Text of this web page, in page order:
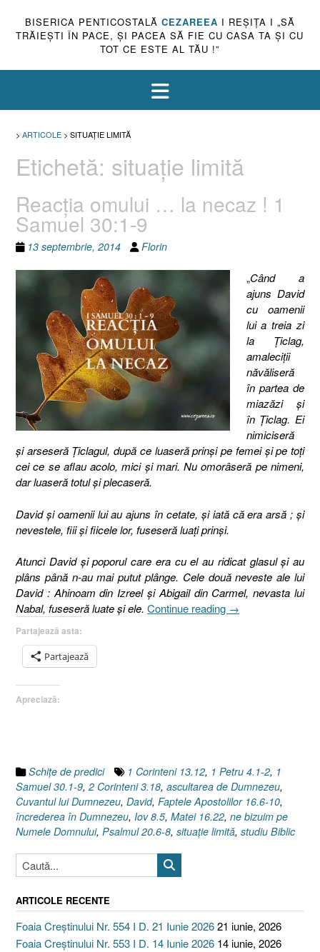
BISERICA PENTICOSTALĂ CEZAREEA I REŞIŢA I „SĂ
TRĂIEŞTI ÎN PACE, ŞI PACEA SĂ FIE CU CASA TA ŞI CU
TOT CE ESTE AL TĂU !”
> ARTICOLE > SITUAŢIE LIMITĂ
Etichetă: situaţie limită
Reacţia omului … la necaz ! 1
Samuel 30:1-9
13 septembrie, 2014 Florin
„Când a
ajuns David
cu oamenii
lui a treia zi
la Ţiclag,
amaleciţii
năvăliseră
în partea de
miazăzi şi
în Ţiclag. Ei
nimiciseră
şi arseseră Ţiclagul, după ce luaseră prinşi pe femei şi pe toţi
cei ce se aflau acolo, mici şi mari. Nu omorâseră pe nimeni,
dar luaseră totul şi plecaseră.
David şi oamenii lui au ajuns în cetate, şi iată că era arsă ; şi
nevestele, fiii şi fiicele lor, fuseseră luaţi prinşi.
Atunci David şi poporul care era cu el au ridicat glasul şi au
plâns până n-au mai putut plânge. Cele două neveste ale lui
David : Ahinoam din Izreel şi Abigail din Carmel, nevasta lui
Nabal, fuseseră luate şi ele. Continue reading „Reacţia
→
Partajează asta:
Partajează
Apreciază:
Schiţe de predici 1 Corinteni 13.12, 1 Petru 4.1-2, 1
Samuel 30.1-9, 2 Corinteni 3.18, ascultarea de Dumnezeu,
Cuvantul lui Dumnezeu, David, Faptele Apostolilor 16.6-10,
încrederea în Dumnezeu, Iov 8.5, Matei 16.22, ne bizuim pe
Numele Domnului, Psalmul 20.6-8, situaţie limită, studiu Biblic
ARTICOLE RECENTE
Foaia Creștinului Nr. 554 I D. 21 Iunie 202621 iunie, 2026
Foaia Creștinului Nr. 553 I D. 14 Iunie 2026 14 iunie, 2026